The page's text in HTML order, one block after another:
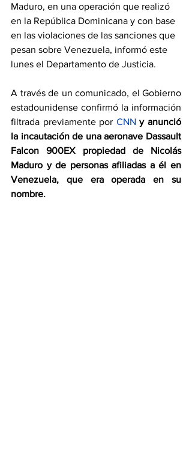
Maduro, en una operación que realizó
en la República Dominicana y con base
en las violaciones de las sanciones que
pesan sobre Venezuela, informó este
lunes el Departamento de Justicia.
A través de un comunicado, el Gobierno
estadounidense confirmó la información
filtrada previamente por CNN y anunció
la incautación de una aeronave Dassault
Falcon 900EX propiedad de Nicolás
Maduro y de personas afiliadas a él en
Venezuela, que era operada en su
nombre.